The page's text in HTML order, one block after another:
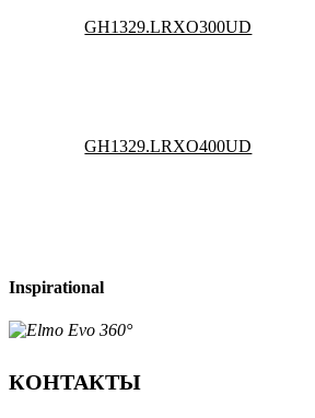
GH1329.LRXO300UD
GH1329.LRXO400UD
Inspirational
КОНТАКТЫ